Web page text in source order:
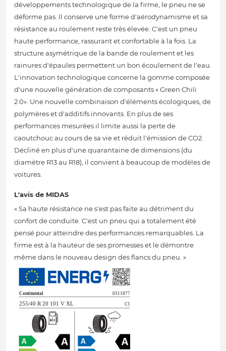
développements technologique de la firme, le pneu ne se
déforme pas. Il conserve une forme d'aérodynamisme et sa
résistance au roulement reste très élevée. C'est un pneu
haute performance, rassurant et confortable à la fois. La
structure asymétrique de la bande de roulement et les
rainures d'épaules permettent un bon écoulement de l'eau.
L'innovation technologique concerne la gomme composée
d'une nouvelle génération de composants « Green Chili
2.0». Une nouvelle combinaison d'éléments écologiques, de
polymères et d'additifs innovants. En plus de ses
performances mesurées il limite aussi la perte de
caoutchouc au cours de sa vie et réduit l'émission de CO2.
Décliné en plus d'une quarantaine de dimensions (du
diamètre R13 au R18), il convient à beaucoup de modèles de
voitures.
L'avis de MIDAS
« Sa haute résistance ne s'est pas faite au détriment du
confort de conduite. C'est un pneu qui a totalement été
pensé pour atteindre des performances remarquables. La
firme est à la hauteur de ses promesses et le démontre
même dans le nouveau design des flancs du pneu. »